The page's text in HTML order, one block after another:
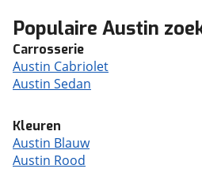
Populaire Austin
Carrosserie
Austin Cabriolet
Austin Sedan
Kleuren
Austin Blauw
Austin Rood